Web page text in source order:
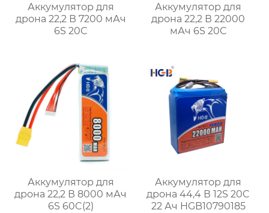
Аккумулятор для
дрона 22,2 В 7200 мАч
6S 20C
Аккумулятор для
дрона 22,2 В 22000
мАч 6S 20C
Аккумулятор для
дрона 22,2 В 8000 мАч
6S 60C(2)
Аккумулятор для
дрона 44,4 В 12S 20C
22 Ач HGB10790185